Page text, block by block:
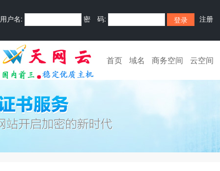
用户名: 密 码: 注册
首页 域名 商务空间 云空间